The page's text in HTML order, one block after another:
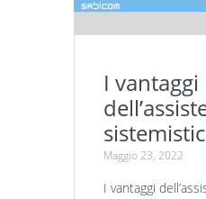
I vantaggi
budget
nessuna
Maggio 23, 2022
I vantaggi